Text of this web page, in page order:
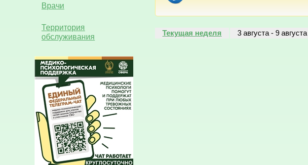
Врачи
Территория
обслуживания
Текущая неделя 3 августа-9 августа